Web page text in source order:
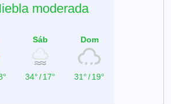
moderada
Sáb
34°/17°
Dom
31°/19°